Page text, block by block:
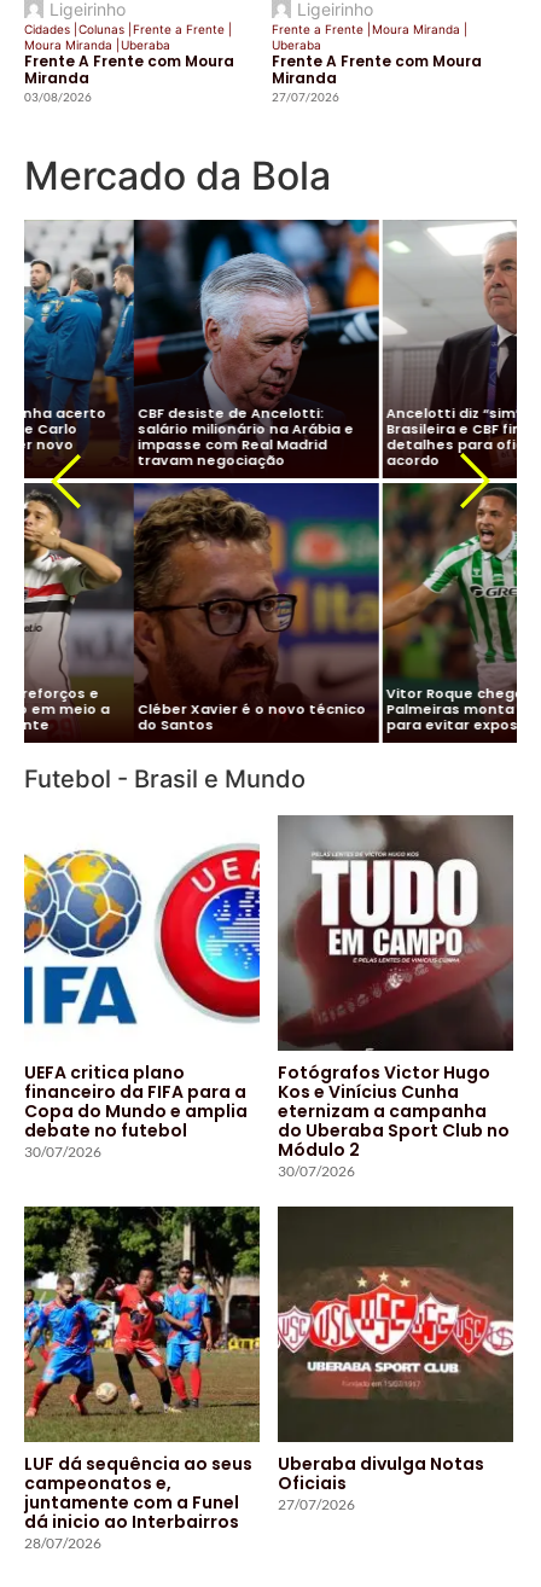
Ligeirinho
Cidades Colunas Frente a Frente
Moura Miranda
Uberaba
Frente A Frente com Moura
Miranda
03/08/2026
Ligeirinho
Frente a Frente Moura Miranda
Uberaba
Frente A Frente com Moura
Miranda
27/07/2026
Mercado da Bola
de Ancelotti:
na Arábia e
Real Madrid
Ancelotti diz “sim” à Seleção
Brasileira e CBF finaliza
detalhes para oficializar
acordo
é o novo técnico
Vitor Roque chega ao Brasil e
Palmeiras monta esquema
para evitar exposição
Marcelo no
negociações
Mercado da
Paulinho, Oscar
contratações
paulistas
Futebol - Brasil e Mundo
UEFA critica plano
financeiro da FIFA para a
Copa do Mundo e amplia
debate no futebol
30/07/2026
Fotógrafos Victor Hugo
Kos e Vinícius Cunha
eternizam a campanha
do Uberaba Sport Club no
Módulo 2
30/07/2026
LUF dá sequência ao seus
campeonatos e,
juntamente com a Funel
dá inicio ao Interbairros
28/07/2026
Uberaba divulga Notas
Oficiais
27/07/2026